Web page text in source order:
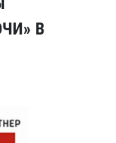
В